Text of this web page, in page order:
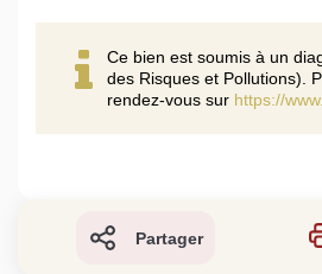
Ce bien est soumis à un
des Risques et Pollutions).
rendez-vous sur https://
Partager